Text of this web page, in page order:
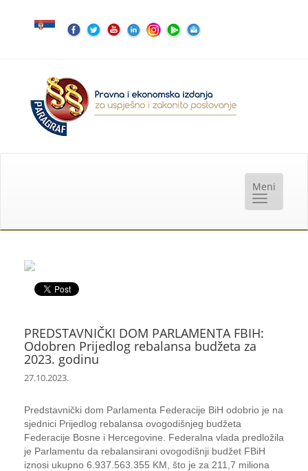
PREDSTAVNIČKI DOM PARLAMENTA FBIH:
Odobren Prijedlog rebalansa budžeta za
2023. godinu
27.10.2023.
Predstavnički dom Parlamenta Federacije BiH odobrio je na
sjednici Prijedlog rebalansa ovogodišnjeg budžeta
Federacije Bosne i Hercegovine. Federalna vlada predložila
je Parlamentu da rebalansirani ovogodišnji budžet FBiH
iznosi ukupno 6.937.563.355 KM, što je za 211,7 miliona